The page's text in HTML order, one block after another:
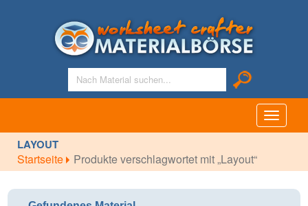
Toggle
LAYOUT
Startseite Produkte verschlagwortet mit „Layout“